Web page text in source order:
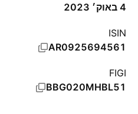
4 באוק׳ 2023
ISIN
AR0925694561
FIGI
BBG020MHBL51